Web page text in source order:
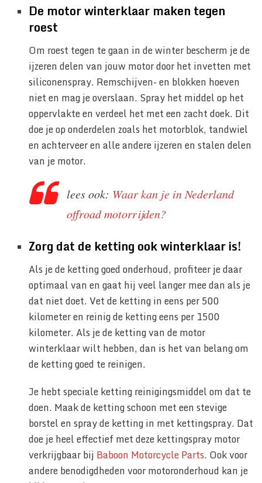
De motor winterklaar maken tegen
roest
Om roest tegen te gaan in de winter bescherm je de
ijzeren delen van jouw motor door het invetten met
siliconenspray. Remschijven- en blokken hoeven
niet en mag je overslaan. Spray het middel op het
oppervlakte en verdeel het met een zacht doek. Dit
doe je op onderdelen zoals het motorblok, tandwiel
en achterveer en alle andere ijzeren en stalen delen
van je motor.
lees ook: Waar kan je in Nederland
offroad motorrijden?
Zorg dat de ketting ook winterklaar is!
Als je de ketting goed onderhoud, profiteer je daar
optimaal van en gaat hij veel langer mee dan als je
dat niet doet. Vet de ketting in eens per 500
kilometer en reinig de ketting eens per 1500
kilometer. Als je de ketting van de motor
winterklaar wilt hebben, dan is het van belang om
de ketting goed te reinigen.
Je hebt speciale ketting reinigingsmiddel om dat te
doen. Maak de ketting schoon met een stevige
borstel en spray de ketting in met kettingspray. Dat
doe je heel effectief met deze kettingspray motor
verkrijgbaar bij Baboon Motorcycle Parts. Ook voor
andere benodigdheden voor motoronderhoud kan je